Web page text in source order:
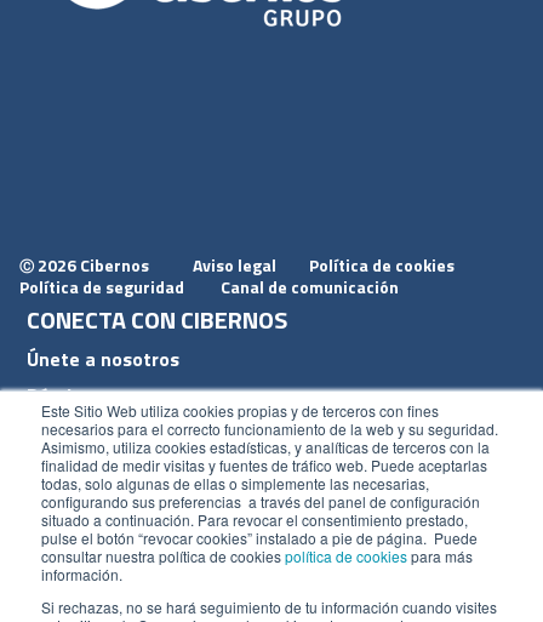
Este Sitio Web utiliza cookies propias y de terceros con fines
necesarios para el correcto funcionamiento de la web y su seguridad.
Asimismo, utiliza cookies estadísticas, y analíticas de terceros con la
finalidad de medir visitas y fuentes de tráfico web. Puede aceptarlas
todas, solo algunas de ellas o simplemente las necesarias,
configurando sus preferencias a través del panel de configuración
situado a continuación. Para revocar el consentimiento prestado,
pulse el botón “revocar cookies” instalado a pie de página. Puede
consultar nuestra política de cookiespolítica de cookiespara más
información.
Si rechazas, no se hará seguimiento de tu información cuando visites
Ⓒ 2026 Cibernos Aviso legal
Política de cookies
Política de seguridad
Canal de comunicación
CONECTA CON CIBERNOS
Únete a nosotros
Dónde estamos
Conoce nuestro blog
ACCESOS
Plan CRM